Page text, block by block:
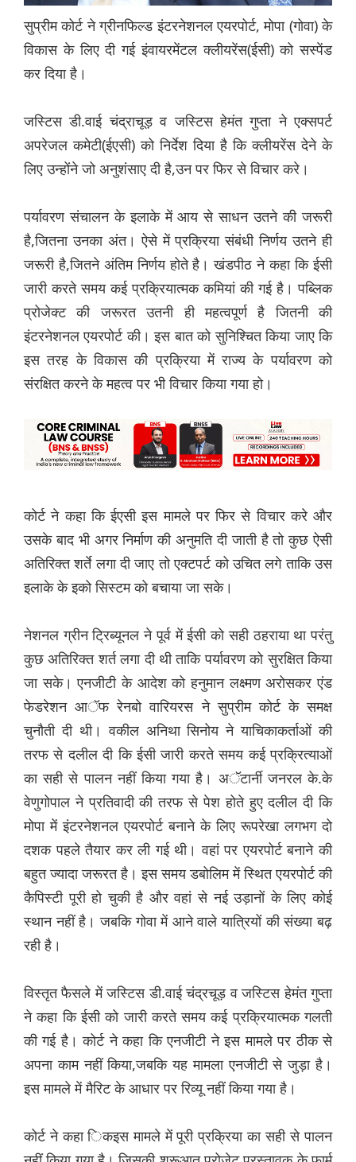
सुप्रीम कोर्ट ने ग्रीनफिल्ड इंटरनेशनल एयरपोर्ट, मोपा (गोवा) के
विकास के लिए दी गई इंवायरमेंटल क्लीयरेंस(ईसी) को सस्पेंड
कर दिया है।
जस्टिस डी.वाई चंद्राचूड़ व जस्टिस हेमंत गुप्ता ने एक्सपर्ट
अपरेजल कमेटी(ईएसी) को निर्देश दिया है कि क्लीयरेंस देने के
लिए उन्होंने जो अनुशंसाए दी है,उन पर फिर से विचार करे।
पर्यावरण संचालन के इलाके में आय से साधन उतने की जरूरी
है,जितना उनका अंत। ऐसे में प्रक्रिया संबंधी निर्णय उतने ही
जरूरी है,जितने अंतिम निर्णय होते है। खंडपीठ ने कहा कि ईसी
जारी करते समय कई प्रक्रियात्मक कमियां की गई है। पब्लिक
प्रोजेक्ट की जरूरत उतनी ही महत्वपूर्ण है जितनी की
इंटरनेशनल एयरपोर्ट की। इस बात को सुनिश्चित किया जाए कि
इस तरह के विकास की प्रक्रिया में राज्य के पर्यावरण को
संरक्षित करने के महत्व पर भी विचार किया गया हो।
कोर्ट ने कहा कि ईएसी इस मामले पर फिर से विचार करे और
उसके बाद भी अगर निर्माण की अनुमति दी जाती है तो कुछ ऐसी
अतिरिक्त शर्ते लगा दी जाए तो एक्टपर्ट को उचित लगे ताकि उस
इलाके के इको सिस्टम को बचाया जा सके।
नेशनल ग्रीन ट्रिब्यूनल ने पूर्व में ईसी को सही ठहराया था परंतु
कुछ अतिरिक्त शर्त लगा दी थी ताकि पर्यावरण को सुरक्षित किया
जा सके। एनजीटी के आदेश को हनुमान लक्ष्मण अरोसकर एंड
फेडरेशन आॅफ रेनबो वारियरस ने सुप्रीम कोर्ट के समक्ष
चुनौती दी थी। वकील अनिथा सिनोय ने याचिकाकर्ताओं की
तरफ से दलील दी कि ईसी जारी करते समय कई प्रक्रित्याओं
का सही से पालन नहीं किया गया है। अॅटार्नी जनरल के.के
वेणुगोपाल ने प्रतिवादी की तरफ से पेश होते हुए दलील दी कि
मोपा में इंटरनेशनल एयरपोर्ट बनाने के लिए रूपरेखा लगभग दो
दशक पहले तैयार कर ली गई थी। वहां पर एयरपोर्ट बनाने की
बहुत ज्यादा जरूरत है। इस समय डबोलिम में स्थित एयरपोर्ट की
कैपिस्टी पूरी हो चुकी है और वहां से नई उड़ानों के लिए कोई
स्थान नहीं है। जबकि गोवा में आने वाले यात्रियों की संख्या बढ़
रही है।
विस्तृत फैसले में जस्टिस डी.वाई चंद्रचूड़ व जस्टिस हेमंत गुप्ता
ने कहा कि ईसी को जारी करते समय कई प्रक्रियात्मक गलती
की गई है। कोर्ट ने कहा कि एनजीटी ने इस मामले पर ठीक से
अपना काम नहीं किया,जबकि यह मामला एनजीटी से जुड़ा है।
इस मामले में मैरिट के आधार पर रिव्यू नहीं किया गया है।
कोर्ट ने कहा िकइस मामले में पूरी प्रक्रिया का सही से पालन